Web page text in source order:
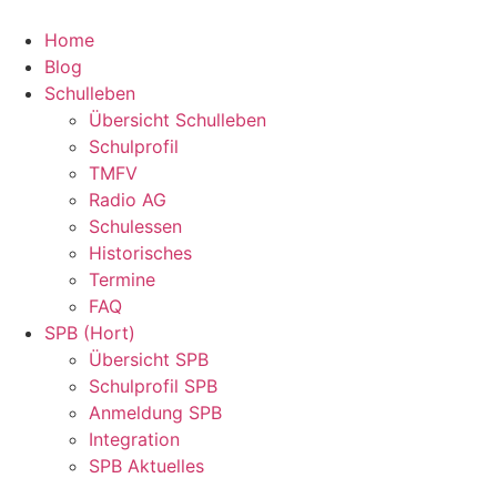
Inhalt
springen
Home
Blog
Schulleben
Übersicht Schulleben
Schulprofil
TMFV
Radio AG
Schulessen
Historisches
Termine
FAQ
SPB (Hort)
Übersicht SPB
Schulprofil SPB
Anmeldung SPB
Integration
SPB Aktuelles